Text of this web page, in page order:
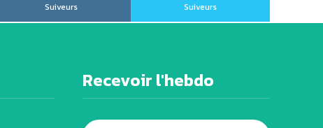
Suiveurs
Suiveurs
Recevoir l'hebdo